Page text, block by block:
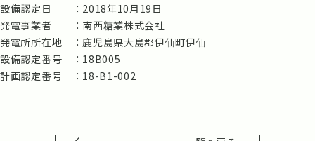
設備認定日
2018年10月19日
発電事業者
南西糖業株式会社
発電所所在地
鹿児島県大島郡伊仙町伊仙
設備認定番号
18B005
計画認定番号
18-B1-002